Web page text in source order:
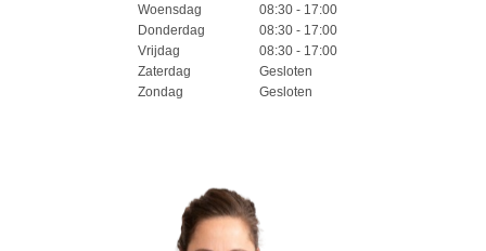
Woensdag
Donderdag
Vrijdag
Zaterdag
Zondag
08:30 - 17:00
08:30 - 17:00
08:30 - 17:00
Gesloten
Gesloten